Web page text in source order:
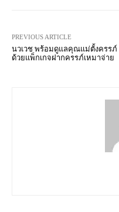
PREVIOUS ARTICLE
นวเวช พร้อมดูแลคุณแม่ตั้งครรภ์
ด้วยแพ็กเกจฝากครรภ์เหมาจ่าย